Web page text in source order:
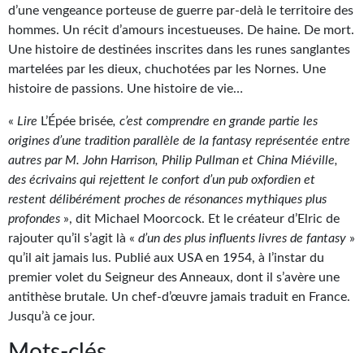
Tirages d’art Une Heure-Lumière
PLUS
À paraître
Revue de presse
Récompenses
Newsletter
Le Bélial' sur Youtube
LE BLOG BIFROST
Tous les articles
d’une vengeance porteuse de guerre par-delà le territoire des
hommes. Un récit d’amours incestueuses. De haine. De mort.
Une histoire de destinées inscrites dans les runes sanglantes
martelées par les dieux, chuchotées par les Nornes. Une
histoire de passions. Une histoire de vie…
« Lire L’Épée brisée, c’est comprendre en grande partie les
origines d’une tradition parallèle de la fantasy représentée entre
autres par M. John Harrison, Philip Pullman et China Miéville,
des écrivains qui rejettent le confort d’un pub oxfordien et
restent délibérément proches de résonances mythiques plus
profondes », dit Michael Moorcock. Et le créateur d’Elric de
rajouter qu’il s’agit là « d’un des plus influents livres de fantasy »
qu’il ait jamais lus. Publié aux USA en 1954, à l’instar du
premier volet du Seigneur des Anneaux, dont il s’avère une
antithèse brutale. Un chef-d’œuvre jamais traduit en France.
Jusqu’à ce jour.